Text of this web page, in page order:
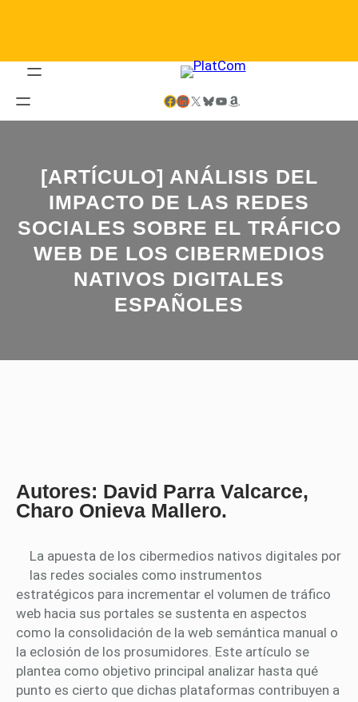
Facebook LinkedIn X Bluesky YouTube Amazon
[ARTÍCULO] ANÁLISIS DEL
IMPACTO DE LAS REDES
SOCIALES SOBRE EL TRÁFICO
WEB DE LOS CIBERMEDIOS
NATIVOS DIGITALES
ESPAÑOLES
Autores: David Parra Valcarce,
Charo Onieva Mallero.
La apuesta de los cibermedios nativos digitales por
las redes sociales como instrumentos
estratégicos para incrementar el volumen de tráfico
web hacia sus portales se sustenta en aspectos
como la consolidación de la web semántica manual o
la eclosión de los prosumidores. Este artículo se
plantea como objetivo principal analizar hasta qué
punto es cierto que dichas plataformas contribuyen a